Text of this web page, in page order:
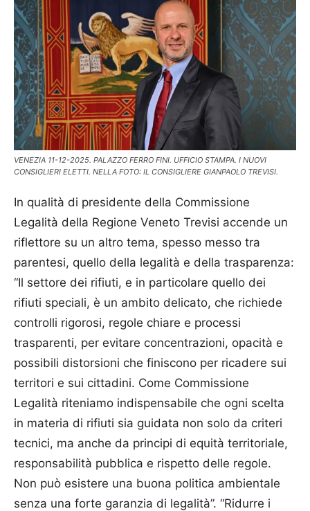
VENEZIA 11-12-2025. PALAZZO FERRO FINI. UFFICIO STAMPA. I NUOVI
CONSIGLIERI ELETTI. NELLA FOTO: IL CONSIGLIERE GIANPAOLO TREVISI.
In qualità di presidente della Commissione
Legalità della Regione Veneto Trevisi accende un
riflettore su un altro tema, spesso messo tra
parentesi, quello della legalità e della trasparenza:
“Il settore dei rifiuti, e in particolare quello dei
rifiuti speciali, è un ambito delicato, che richiede
controlli rigorosi, regole chiare e processi
trasparenti, per evitare concentrazioni, opacità e
possibili distorsioni che finiscono per ricadere sui
territori e sui cittadini. Come Commissione
Legalità riteniamo indispensabile che ogni scelta
in materia di rifiuti sia guidata non solo da criteri
tecnici, ma anche da principi di equità territoriale,
responsabilità pubblica e rispetto delle regole.
Non può esistere una buona politica ambientale
senza una forte garanzia di legalità”. “Ridurre i